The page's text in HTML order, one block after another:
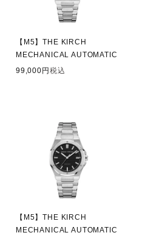
【M5】THE KIRCH
MECHANICAL AUTOMATIC
99,000
税込
【M5】THE KIRCH
MECHANICAL AUTOMATIC